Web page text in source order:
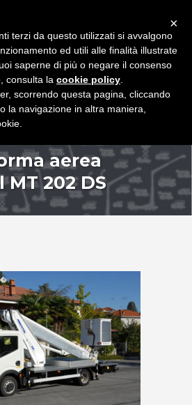
aerea
202 DS
×
terzi da questo utilizzati si avvalgono
ed utili alle finalità illustrate
saperne di più o negare il consenso
consulta la cookie policy
scorrendo questa pagina, cliccando
la navigazione in altra maniera,